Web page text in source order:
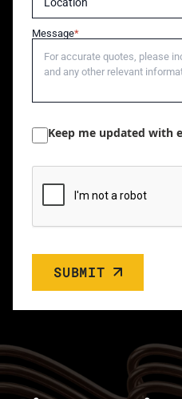
Message
Keep me updated with
SUBMIT